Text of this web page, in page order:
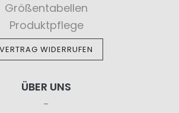
Größentabellen
Produktpflege
VERTRAG WIDERRUFEN
ÜBER UNS